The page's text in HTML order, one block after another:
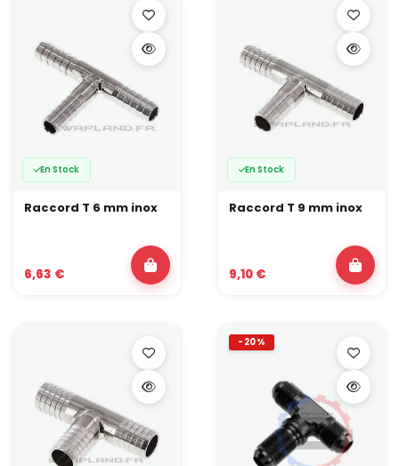
En Stock
Raccord T 6 mm inox
6,63 €
En Stock
Raccord T 9 mm inox
9,10 €
-20%